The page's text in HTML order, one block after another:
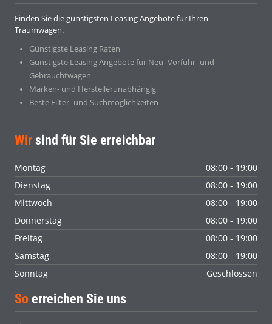
Finden Sie die günstigsten Leasing Angebote für Ihren
Traumwagen.
Günstigste Leasing Raten
Günstigste Leasing Angebote für Neu- Vorführ- und
Gebrauchtwagen
Marken- und Herstellerunabhängig
Beste Filter- und Suchmöglichkeiten
Wir sind für Sie erreichbar
Montag
08:00 - 19:00
Dienstag
08:00 - 19:00
Mittwoch
08:00 - 19:00
Donnerstag
08:00 - 19:00
Freitag
08:00 - 19:00
Samstag
08:00 - 19:00
Sonntag
Geschlossen
So erreichen Sie uns